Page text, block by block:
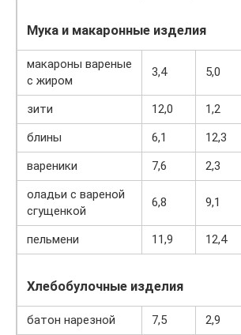
Мука и макаронные изделия
макароны вареные
с жиром
3,4 5,0
зити 12,0 1,2
блины
6,1 12,3
вареники
7,6 2,3
оладьи с вареной
сгущенкой
6,8 9,1
пельмени 11,9 12,4
Хлебобулочные изделия
батон нарезной 7,5 2,9